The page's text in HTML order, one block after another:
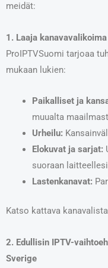
meidät:
1. Laaja
ProIPTVSuomi tarjoaa
mukaan lukien:
Paikalliset ja
muualta
Urheilu:
Elokuvat ja sarjat:
suoraan laitteellesi
Lastenkanavat:
Katso kattava
2. Edullisin IPTV-
Sverige